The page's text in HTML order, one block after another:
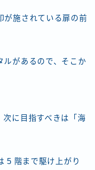
が施されている扉の前
ルがあるので、そこか
次に目指すべきは「海
5 階まで駆け上がり